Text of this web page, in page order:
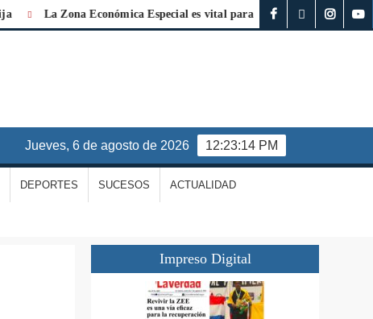
La Zona Económica Especial es vital para la reconstrucción de La
12:23:15 PM
jueves, 6 de agosto de 2026
DEPORTES SUCESOS ACTUALIDAD
Impreso Digital